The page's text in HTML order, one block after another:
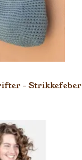
- Strikkefeber